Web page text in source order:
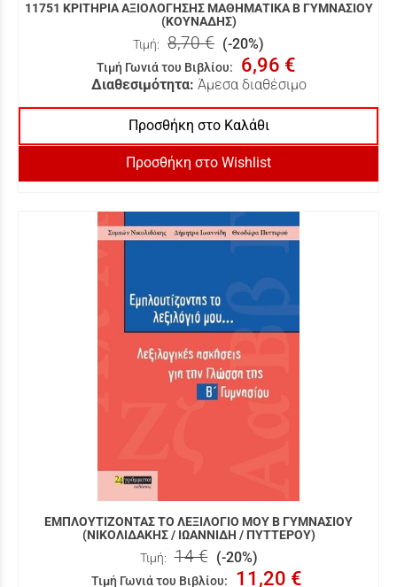
11751 ΚΡΙΤΗΡΙΑ ΑΞΙΟΛΟΓΗΣΗΣ ΜΑΘΗΜΑΤΙΚΑ Β ΓΥΜΝΑΣΙΟΥ
(ΚΟΥΝΑΔΗΣ)
Τιμή: 8,70 € (-20%)
Τιμή Γωνιά του Βιβλίου: 6,96 €
Διαθεσιμότητα: Άμεσα διαθέσιμο
Προσθήκη στο Καλάθι
Προσθήκη στο Wishlist
ΕΜΠΛΟΥΤΙΖΟΝΤΑΣ ΤΟ ΛΕΞΙΛΟΓΙΟ ΜΟΥ Β ΓΥΜΝΑΣΙΟΥ
(ΝΙΚΟΛΙΔΑΚΗΣ / ΙΩΑΝΝΙΔΗ / ΠΥΤΤΕΡΟΥ)
Τιμή: 14 € (-20%)
Τιμή Γωνιά του Βιβλίου: 11,20 €